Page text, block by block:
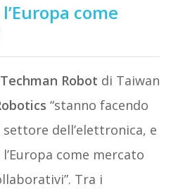
come
Techman Robot di Taiwan
“stanno facendo
dell’elettronica, e
come mercato
Tra i